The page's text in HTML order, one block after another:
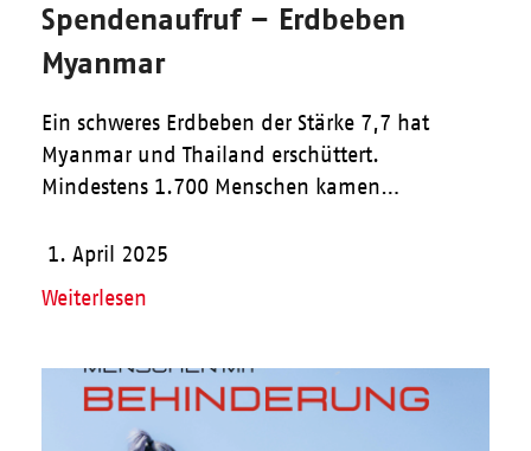
Spendenaufruf – Erdbeben
Myanmar
Ein schweres Erdbeben der Stärke 7,7 hat
Myanmar und Thailand erschüttert.
Mindestens 1.700 Menschen kamen…
1. April 2025
Weiterlesen